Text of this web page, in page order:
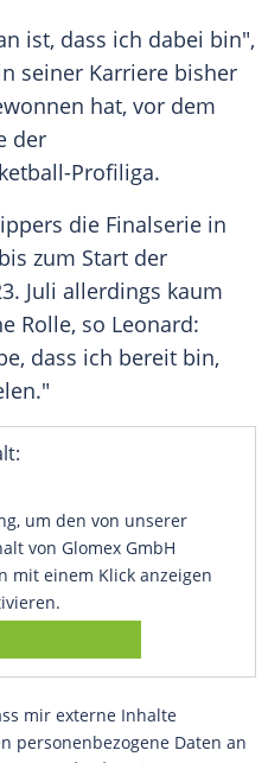
ist, dass ich dabei bin",
seiner Karriere bisher
hat, vor dem
der
Profiliga.
die Finalserie in
zum Start der
Juli allerdings kaum
Rolle, so Leonard:
dass ich bereit bin,
um den von unserer
von Glomex GmbH
mit einem Klick anzeigen
mir externe Inhalte
personenbezogene Daten an